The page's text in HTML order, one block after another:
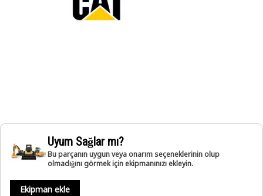
Uyum Sağlar mı?
Bu parçanın uygun veya onarım seçeneklerinin olup
olmadığını görmek için ekipmanınızı ekleyin.
Ekipman ekle